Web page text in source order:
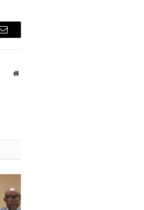
Email
Website